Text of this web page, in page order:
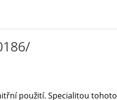
použití. Specialitou tohoto